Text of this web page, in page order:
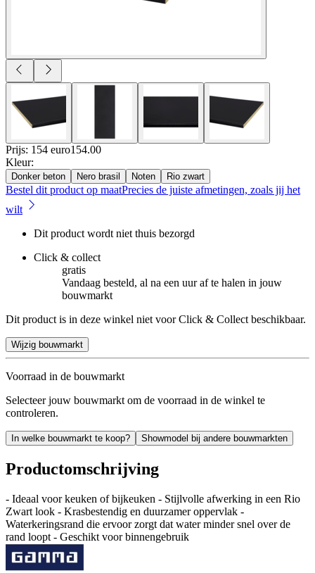
Prijs: 154 euro154.00
Kleur:
Donker beton Nero brasil Noten Rio zwart
Bestel dit product op maatPrecies de juiste afmetingen, zoals jij het
wilt
Dit product wordt niet thuis bezorgd
Click & collect
gratis
Vandaag besteld, al na een uur af te halen in jouw
bouwmarkt
Dit product is in deze winkel niet voor Click & Collect beschikbaar.
Wijzig bouwmarkt
Voorraad in de bouwmarkt
Selecteer jouw bouwmarkt om de voorraad in de winkel te
controleren.
In welke bouwmarkt te koop? Showmodel bij andere bouwmarkten
Productomschrijving
- Ideaal voor keuken of bijkeuken - Stijlvolle afwerking in een Rio
Zwart look - Krasbestendig en duurzamer oppervlak -
Waterkeringsrand die ervoor zorgt dat water minder snel over de
rand loopt - Geschikt voor binnengebruik